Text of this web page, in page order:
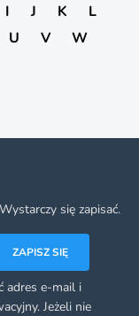
I J K
L
U V
W
się zapisać.
ZAPISZ SIĘ
adres e-mail i
Jeżeli nie